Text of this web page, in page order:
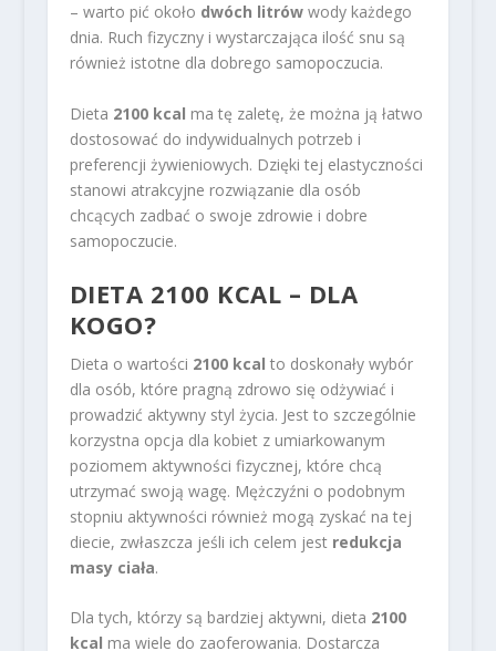
– warto pić około dwóch litrówwody każdego
dnia. Ruch fizyczny i wystarczająca ilość snu są
również istotne dla dobrego samopoczucia.
Dieta 2100 kcal ma tę zaletę, że można ją łatwo
dostosować do indywidualnych potrzeb i
preferencji żywieniowych. Dzięki tej elastyczności
stanowi atrakcyjne rozwiązanie dla osób
chcących zadbać o swoje zdrowie i dobre
samopoczucie.
DIETA 2100 KCAL – DLA
KOGO?
Dieta o wartości 2100 kcal to doskonały wybór
dla osób, które pragną zdrowo się odżywiać i
prowadzić aktywny styl życia. Jest to szczególnie
korzystna opcja dla kobiet z umiarkowanym
poziomem aktywności fizycznej, które chcą
utrzymać swoją wagę. Mężczyźni o podobnym
stopniu aktywności również mogą zyskać na tej
diecie, zwłaszcza jeśli ich celem jest redukcja
masy ciała.
Dla tych, którzy są bardziej aktywni, dieta 2100
kcal ma wiele do zaoferowania. Dostarcza